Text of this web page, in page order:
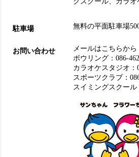
駐車場 無料の平面駐車場
お問い合わせ
メールはこちらから
ボウリング：086-
カラオケスタジオ：
スポーツクラブ：
スイミングスクール